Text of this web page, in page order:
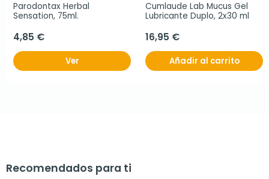
Parodontax Herbal
Sensation, 75ml.
4,85 €
Ver
Cumlaude Lab Mucus Gel
Lubricante Duplo, 2x30 ml
16,95 €
Añadir al carrito
Recomendados para ti